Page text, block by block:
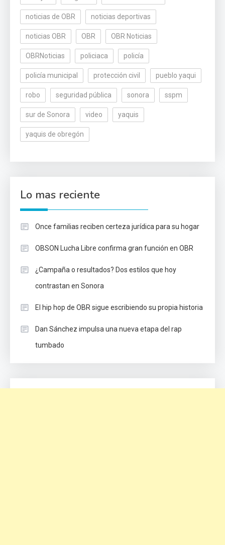
noticias de OBR noticias deportivas
noticias OBR OBR OBR Noticias
OBRNoticias policiaca policía
policía municipal protección civil pueblo yaqui
robo seguridad pública sonora sspm
sur de Sonora video yaquis
yaquis de obregón
Lo mas reciente
Once familias reciben certeza jurídica para su hogar
OBSON Lucha Libre confirma gran función en OBR
¿Campaña o resultados? Dos estilos que hoy
contrastan en Sonora
El hip hop de OBR sigue escribiendo su propia historia
Dan Sánchez impulsa una nueva etapa del rap
tumbado